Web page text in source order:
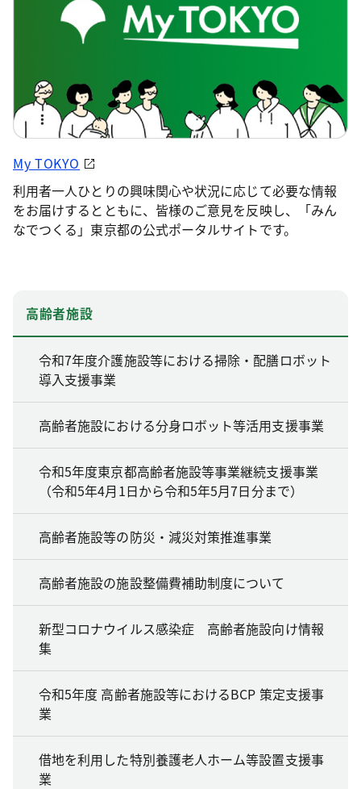
My TOKYO
利用者一人ひとりの興味関心や状況に応じて必要な情報
をお届けするとともに、皆様のご意見を反映し、「みん
なでつくる」東京都の公式ポータルサイトです。
高齢者施設
令和7年度介護施設等における掃除・配膳ロボット
導入支援事業
高齢者施設における分身ロボット等活用支援事業
令和5年度東京都高齢者施設等事業継続支援事業
（令和5年4月1日から令和5年5月7日分まで）
高齢者施設等の防災・減災対策推進事業
高齢者施設の施設整備費補助制度について
新型コロナウイルス感染症 高齢者施設向け情報
集
令和5年度 高齢者施設等におけるBCP 策定支援事
業
借地を利用した特別養護老人ホーム等設置支援事
業